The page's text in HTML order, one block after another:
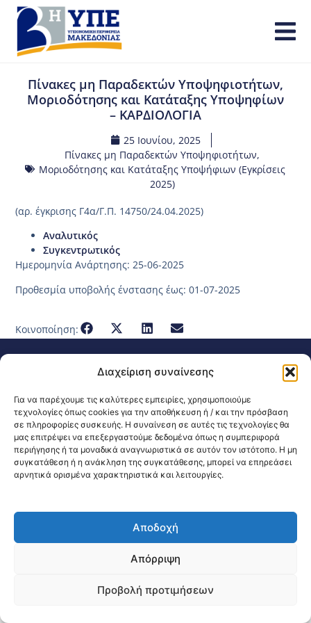
Διαχείριση συναίνεσης
Για να παρέχουμε τις καλύτερες εμπειρίες, χρησιμοποιούμε
τεχνολογίες όπως cookies για την αποθήκευση ή / και την πρόσβαση
σε πληροφορίες συσκευής. Η συναίνεση σε αυτές τις τεχνολογίες θα
μας επιτρέψει να επεξεργαστούμε δεδομένα όπως η συμπεριφορά
περιήγησης ή τα μοναδικά αναγνωριστικά σε αυτόν τον ιστότοπο. Η μη
συγκατάθεση ή η ανάκληση της συγκατάθεσης, μπορεί να επηρεάσει
αρνητικά ορισμένα χαρακτηριστικά και λειτουργίες.
Αποδοχή
Απόρριψη
Προβολή προτιμήσεων
Πίνακες μη Παραδεκτών Υποψηφιοτήτων,
Μοριοδότησης και Κατάταξης Υποψηφίων
– ΚΑΡΔΙΟΛΟΓΙΑ
25 Ιουνίου, 2025
Πίνακες μη Παραδεκτών Υποψηφιοτήτων,
Μοριοδότησης και Κατάταξης Υποψήφιων (Εγκρίσεις
2025)
(αρ. έγκρισης Γ4α/Γ.Π. 14750/24.04.2025)
Αναλυτικός
Συγκεντρωτικός
Ημερομηνία Ανάρτησης: 25-06-2025
Προθεσμία υποβολής ένστασης έως: 01-07-2025
Κοινοποίηση:
Πολιτική Προστασίας Δεδομένων
email: 3ype@3ype.gr
Page Visits:
00123 Website Visits: 1595797